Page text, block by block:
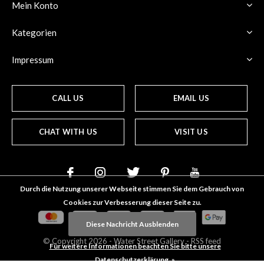
Mein Konto
Kategorien
Impressum
CALL US EMAIL US
CHAT WITH US VISIT US
© Copyright 2026 - Water Street Gallery- RSS feed
Durch die Nutzung unserer Webseite stimmen Sie dem Gebrauch von
Cookies zur Verbesserung dieser Seite zu.
Diese Nachricht Ausblenden
Für weitere Informationen beachten Sie bitte unsere